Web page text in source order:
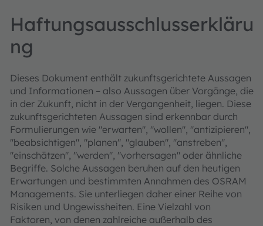
Haftungsausschlusserkläru
ng
Dieses Dokument enthält zukunftsgerichtete Aussagen
und Informationen – also Aussagen über Vorgänge, die
in der Zukunft, nicht in der Vergangenheit, liegen. Diese
zukunftsgerichteten Aussagen sind erkennbar durch
Formulierungen wie "erwarten", "wollen", "antizipieren",
"beabsichtigen", "planen", "glauben", "anstreben",
"einschätzen", "werden", "vorhersagen" oder ähnliche
Begriffe. Solche Aussagen beruhen auf den heutigen
Erwartungen und bestimmten Annahmen des OSRAM
Managements. Sie unterliegen daher einer Reihe von
Risiken und Ungewissheiten. Eine Vielzahl von
Faktoren, von denen zahlreiche außerhalb des